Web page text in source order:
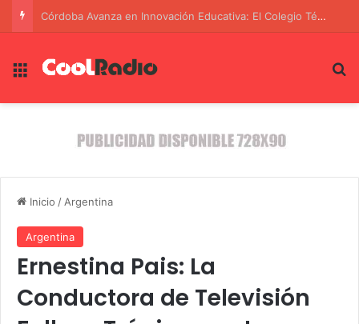
La batalla contra el fuego en Yacanto: coordinación y prevención para evitar el desastre
Menú
Inicio / Argentina
Argentina
Ernestina Pais: La
Conductora de Televisión